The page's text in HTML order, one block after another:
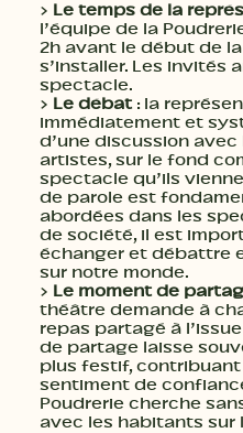
> Le temps de la
l’équipe de la
2h avant le début de
s’installer. Les invités
spectacle.
> Le débat: la
immédiatement et
d’une discussion
artistes, sur le fond
spectacle qu’ils
de parole est
abordées dans les
de société, il est
échanger et débattre
sur notre monde.
> Le moment de
théâtre demande à
repas partagé à
de partage laisse
plus festif,
sentiment de
Poudrerie cherche
avec les habitants sur